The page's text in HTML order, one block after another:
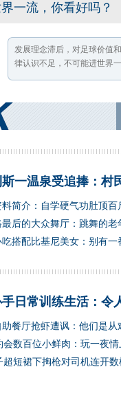
一流，你看好吗？
发展理念滞后，对足球价值
律认识不足，不可能进世界
一温泉受追捧：村
简介：自学硬气功肚顶百
后的大众舞厅：跳舞的老
搭配比基尼美女：别有一
日常训练生活：令
餐厅抢虾遭讽：他们是从
会数百位小鲜肉：玩一夜情
超短裙下掏枪对司机连开数